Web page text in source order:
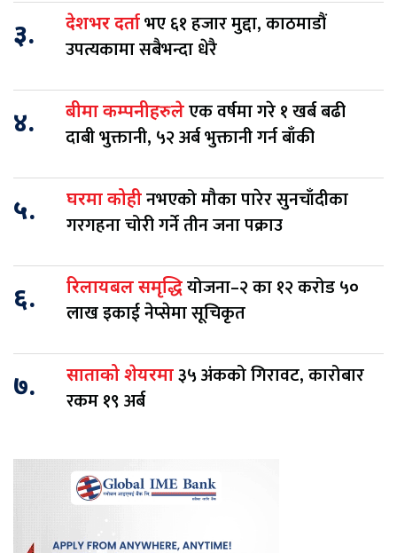
३. देशभर दर्ताभए ६१ हजार मुद्दा, काठमाडौं
उपत्यकामा सबैभन्दा धेरै
४. बीमा कम्पनीहरुलेएक वर्षमा गरे १ खर्ब बढी
दाबी भुक्तानी, ५२ अर्ब भुक्तानी गर्न बाँकी
५. घरमा कोहीनभएको मौका पारेर सुनचाँदीका
गरगहना चोरी गर्ने तीन जना पक्राउ
६. रिलायबल समृद्धियोजना–२ का १२ करोड ५०
लाख इकाई नेप्सेमा सूचिकृत
७. साताको शेयरमा३५ अंकको गिरावट, कारोबार
रकम १९ अर्ब